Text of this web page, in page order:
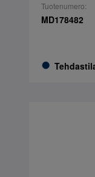
Tuotenumero:
MD178482